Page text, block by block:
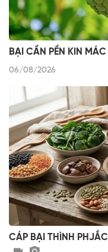
BẠI CẦN PỀN KIN
06/08/2026
CÁP BẠI THÌNH